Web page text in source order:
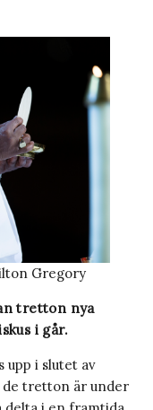
Gregory
tretton nya
i går.
upp i slutet av
de tretton är under